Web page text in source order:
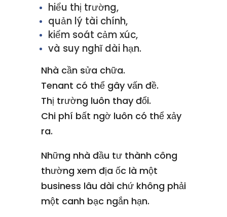
hiểu thị trường,
quản lý tài chính,
kiểm soát cảm xúc,
và suy nghĩ dài hạn.
Nhà cần sửa chữa.
Tenant có thể gây vấn đề.
Thị trường luôn thay đổi.
Chi phí bất ngờ luôn có thể xảy
ra.
Những nhà đầu tư thành công
thường xem địa ốc là một
business lâu dài chứ không phải
một canh bạc ngắn hạn.